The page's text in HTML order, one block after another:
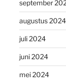
september
augustus 2024
juli 2024
juni 2024
mei 2024